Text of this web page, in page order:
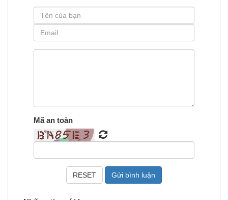
Mã an toàn